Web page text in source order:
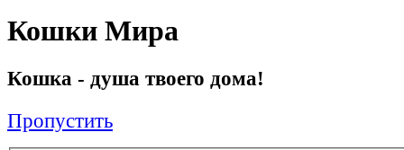
Кошки Мира
Кошка - душа твоего дома!
Пропустить